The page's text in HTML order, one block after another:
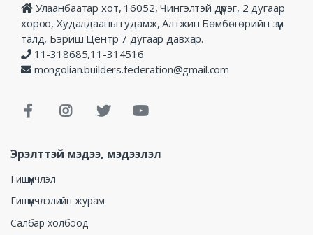
Улаанбаатар хот, 16052, Чингэлтэй дүүрэг, 2 дугаар
хороо, Худалдааны гудамж, Алтжин Бөмбөгөрийн зүүн
талд, Бэриш Центр 7 дугаар давхар.
11-318685,11-314516
mongolian.builders.federation@gmail.com
Эрэлттэй мэдээ, мэдээлэл
Гишүүнчлэл
Гишүүнчлэлийн журам
Салбар холбоод